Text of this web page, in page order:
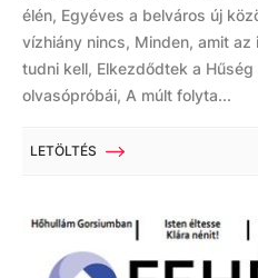
élén, Egyéves a belváros új
vízhiány nincs, Minden, amit
tudni kell, Elkezdődtek a Hűség
olvasópróbái, A múlt folyta...
LETÖLTÉS